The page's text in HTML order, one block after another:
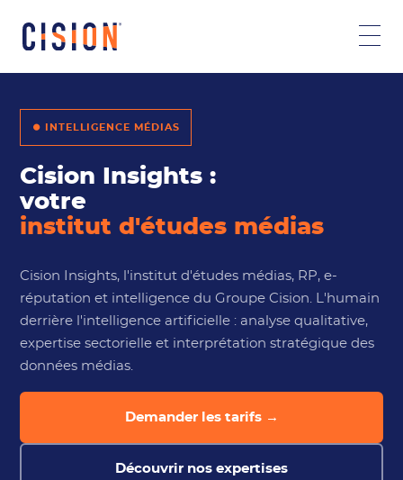
⏺ INTELLIGENCE MÉDIAS
Cision Insights :
votre
institut d'études médias
Cision Insights, l'institut d'études médias, RP, e-
réputation et intelligence du Groupe Cision. L'humain
derrière l'intelligence artificielle : analyse qualitative,
expertise sectorielle et interprétation stratégique des
données médias.
Demander les tarifs →
Découvrir nos expertises